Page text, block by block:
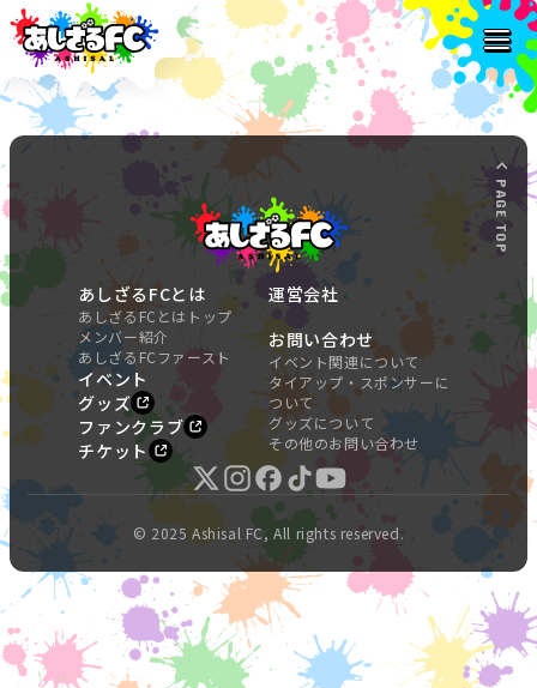
あしざるFCとは
あしざるFCとはトップ
メンバー紹介
あしざるFCファースト
イベント
グッズ
ファンクラブ
チケット
運営会社
お問い合わせ
イベント関連について
タイアップ・スポンサーに
ついて
グッズについて
その他のお問い合わせ
© 2025 Ashisal FC, All rights reserved.
PAGE TOP